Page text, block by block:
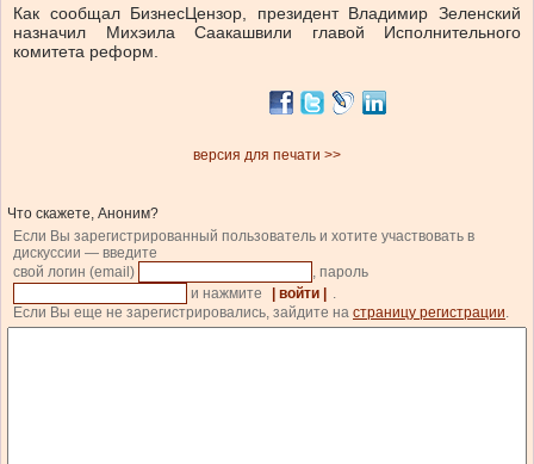
Как сообщал БизнесЦензор, президент Владимир Зеленский
назначил Михэила Саакашвили главой Исполнительного
комитета реформ.
версия для печати >>
Что скажете, Аноним?
Если Вы зарегистрированный пользователь и хотите участвовать в
дискуссии — введите
свой логин (email)
, пароль
и нажмите
| войти |
.
Если Вы еще не зарегистрировались, зайдите на страницу регистрации.